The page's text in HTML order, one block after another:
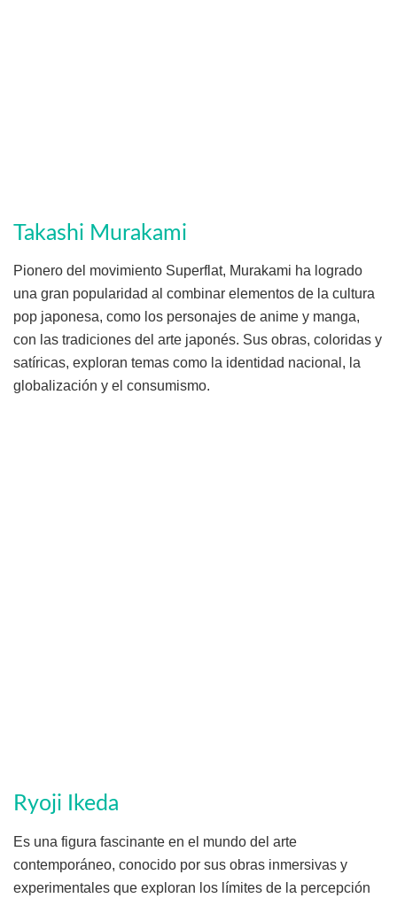
Takashi Murakami
Pionero del movimiento Superflat, Murakami ha logrado
una gran popularidad al combinar elementos de la cultura
pop japonesa, como los personajes de anime y manga,
con las tradiciones del arte japonés. Sus obras, coloridas y
satíricas, exploran temas como la identidad nacional, la
globalización y el consumismo.
Ryoji Ikeda
Es una figura fascinante en el mundo del arte
contemporáneo, conocido por sus obras inmersivas y
experimentales que exploran los límites de la percepción